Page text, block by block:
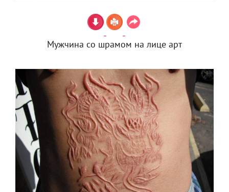
Мужчина со шрамом на лице арт